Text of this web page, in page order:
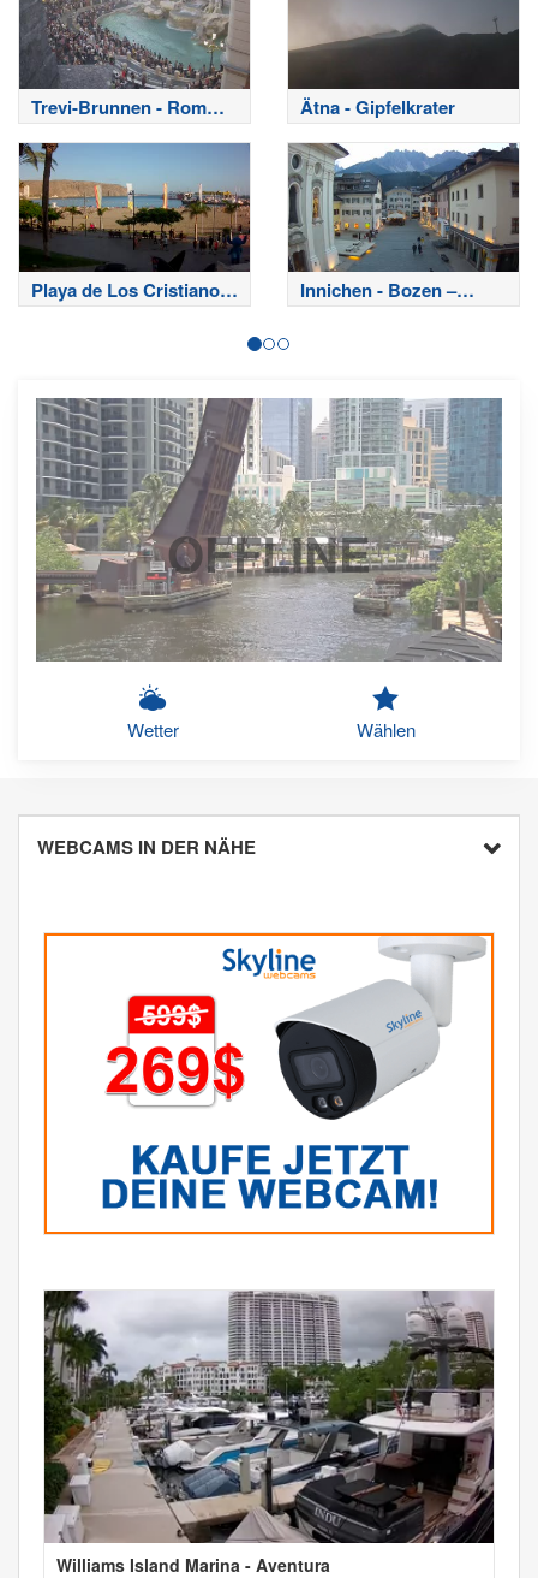
Trevi-Brunnen - Rom
Webcam
Ätna - Gipfelkrater
Playa de Los Cristianos
- Teneriffa
Innichen - Bozen –
Südtirol
OFFLINE
Wetter Wählen
WEBCAMS IN DER NÄHE
Williams Island Marina - Aventura